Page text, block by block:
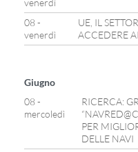
venerdì
08 -
venerdì
UE, IL
ACCEDERE
Giugno
08 -
mercoledì
RICERCA:
PER
DELLE NAVI